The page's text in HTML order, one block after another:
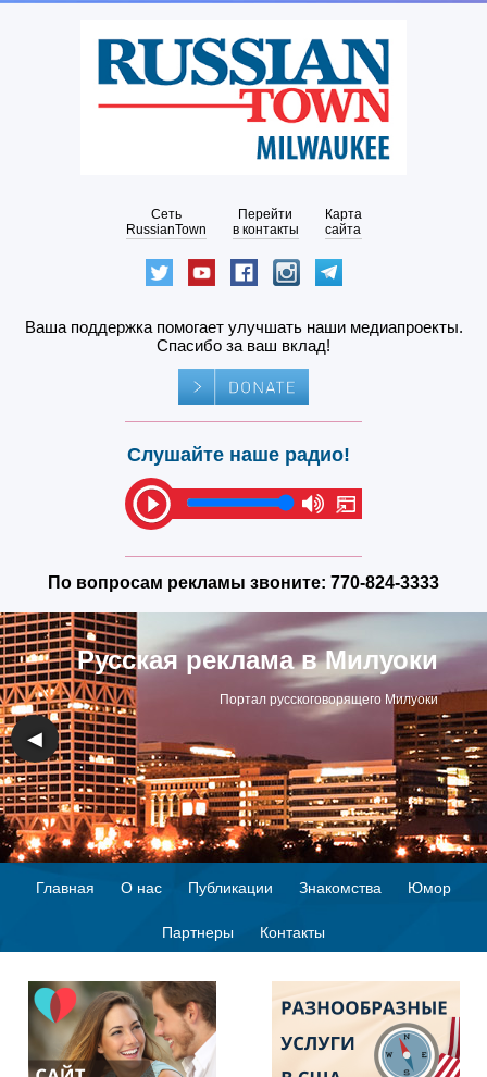
Сеть
RussianTown
Перейти
в контакты
Карта
сайта
Ваша поддержка помогает улучшать наши медиапроекты.
Спасибо за ваш вклад!
Слушайте наше радио!
По вопросам рекламы звоните: 770-824-3333
Русская реклама в Милуоки
Портал русскоговорящего Милуоки
◀ ▶
Главная О нас Публикации Знакомства Юмор
Партнеры Контакты